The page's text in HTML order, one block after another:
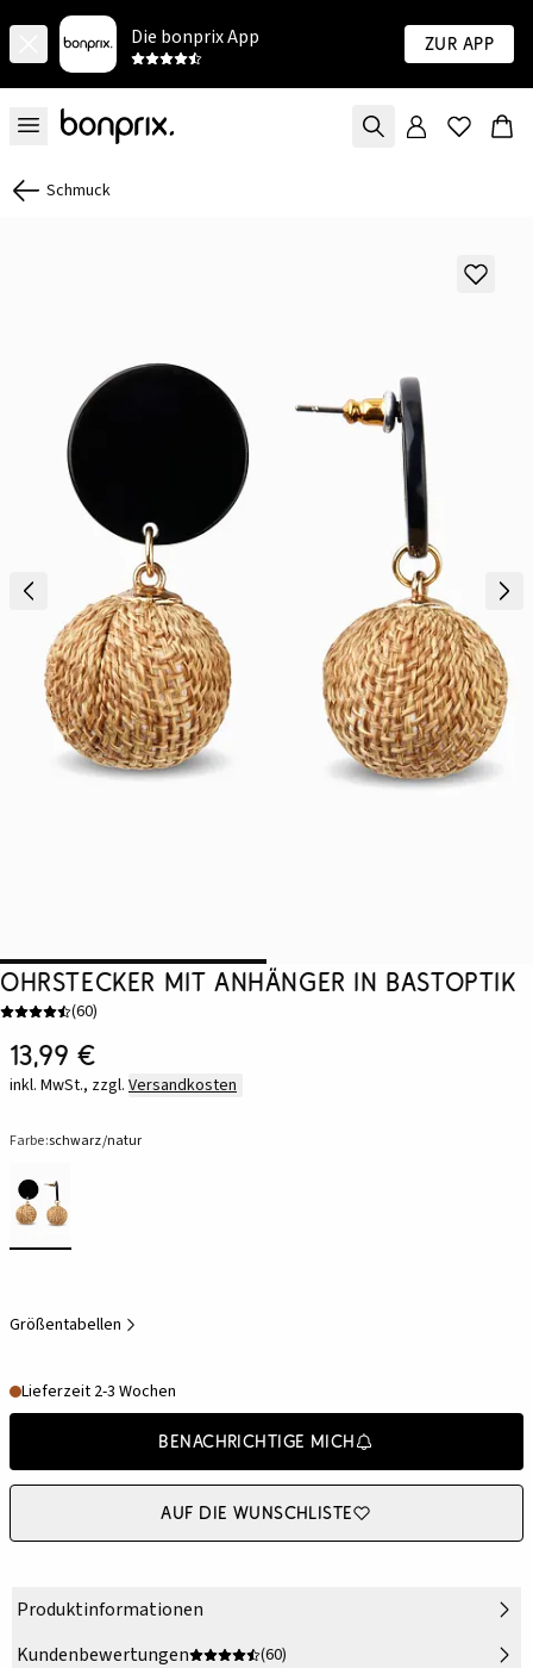
Die bonprix App Zur App
Schmuck
Ohrstecker mit Anhänger in Bastoptik
(60)
13,99 €
inkl. MwSt., zzgl. Versandkosten
Farbe:schwarz/natur
Größentabellen
Lieferzeit 2-3 Wochen
Benachrichtige mich
Auf die Wunschliste
Produktinformationen
Kundenbewertungen
(60)